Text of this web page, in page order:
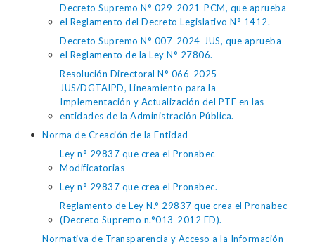
Decreto Supremo N° 029-2021-PCM, que aprueba
el Reglamento del Decreto Legislativo N° 1412.
Decreto Supremo N° 007-2024-JUS, que aprueba
el Reglamento de la Ley N° 27806.
Resolución Directoral N° 066-2025-
JUS/DGTAIPD, Lineamiento para la
Implementación y Actualización del PTE en las
entidades de la Administración Pública.
Norma de Creación de la Entidad
Ley n° 29837 que crea el Pronabec -
Modificatorias
Ley n° 29837 que crea el Pronabec.
Reglamento de Ley N.° 29837 que crea el Pronabec
(Decreto Supremo n.°013-2012 ED).
Normativa de Transparencia y Acceso a la Información